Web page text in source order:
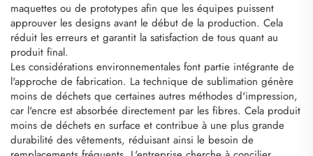
maquettes ou de prototypes afin que les équipes puissent
approuver les designs avant le début de la production. Cela
réduit les erreurs et garantit la satisfaction de tous quant au
produit final.
Les considérations environnementales font partie intégrante de
l'approche de fabrication. La technique de sublimation génère
moins de déchets que certaines autres méthodes d'impression,
car l'encre est absorbée directement par les fibres. Cela produit
moins de déchets en surface et contribue à une plus grande
durabilité des vêtements, réduisant ainsi le besoin de